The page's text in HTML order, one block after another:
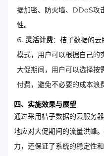
据加密、防火墙、DDoS攻
性。
灵活计费：桔子数据的
模式，用户可以根据自己的
大促期间，用户可以选择按
付费，避免不必要的成本浪
四、实施效果与展望
通过采用桔子数据的云服务
地应对大促期间的流量洪峰
力，还保证了系统的稳定性